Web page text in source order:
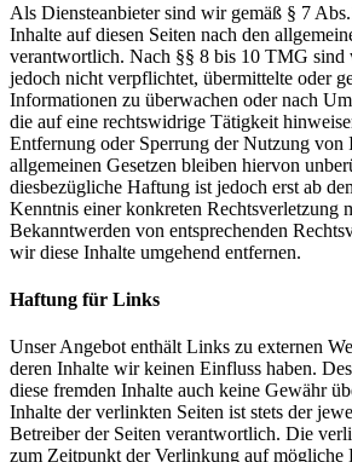
Als Diensteanbieter sind wir gemäß § 7
Inhalte auf diesen Seiten nach den
verantwortlich. Nach §§ 8 bis 10 TMG sind
jedoch nicht verpflichtet, übermittelte oder
Informationen zu überwachen oder nach
die auf eine rechtswidrige Tätigkeit
Entfernung oder Sperrung der Nutzung von
allgemeinen Gesetzen bleiben hiervon
diesbezügliche Haftung ist jedoch erst ab
Kenntnis einer konkreten Rechtsverletzung
Bekanntwerden von entsprechenden
wir diese Inhalte umgehend entfernen.
Haftung für Links
Unser Angebot enthält Links zu externen
deren Inhalte wir keinen Einfluss haben.
diese fremden Inhalte auch keine Gewähr
Inhalte der verlinkten Seiten ist stets der
Betreiber der Seiten verantwortlich. Die
zum Zeitpunkt der Verlinkung auf mögliche